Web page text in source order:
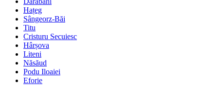
Hațeg
Sângeorz-Băi
Titu
Cristuru Secuiesc
Hârșova
Liteni
Năsăud
Podu Iloaiei
Eforie